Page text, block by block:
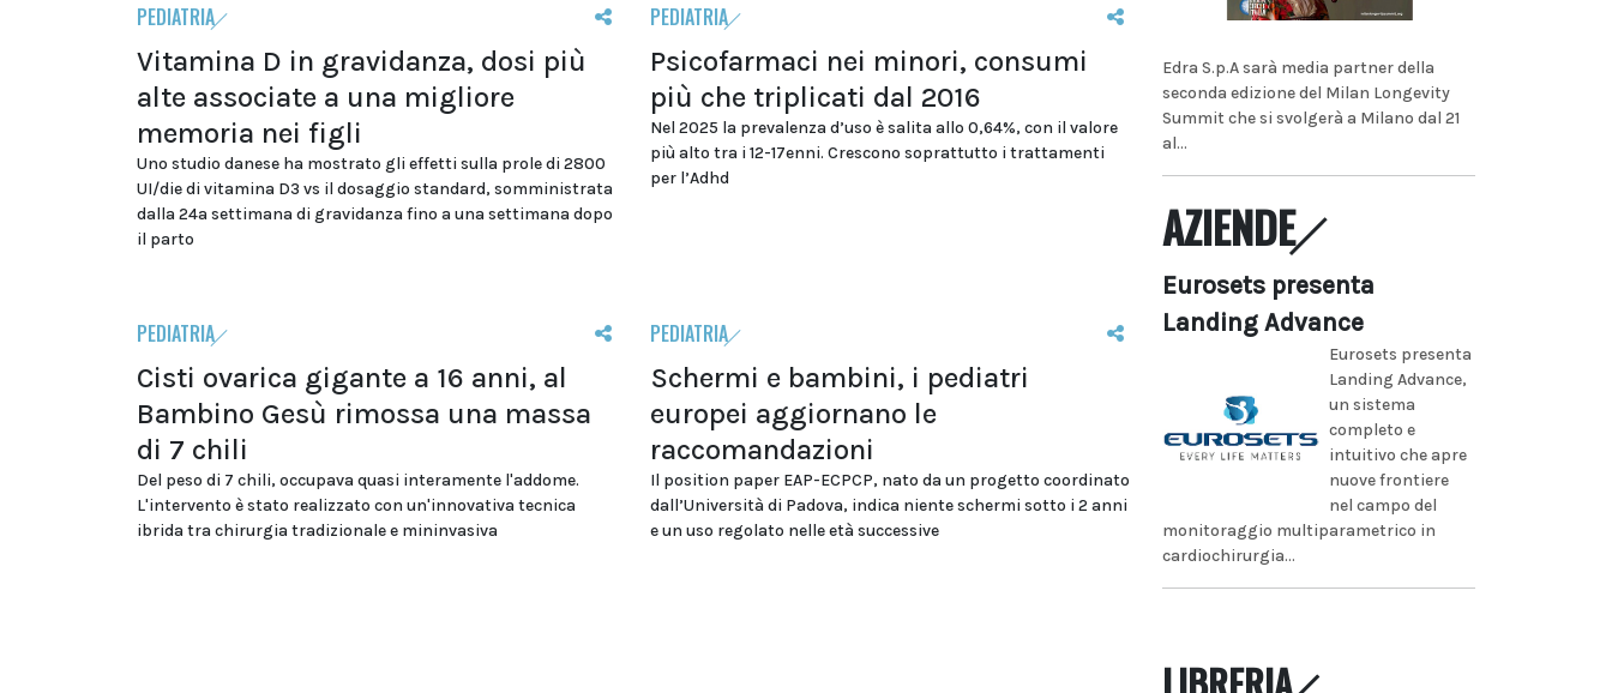
PEDIATRIA
Vitamina D in gravidanza, dosi più
alte associate a una migliore
memoria nei figli
Uno studio danese ha mostrato gli effetti sulla prole di 2800
UI/die di vitamina D3 vs il dosaggio standard, somministrata
dalla 24a settimana di gravidanza fino a una settimana dopo
il parto
PEDIATRIA
Psicofarmaci nei minori, consumi
più che triplicati dal 2016
Nel 2025 la prevalenza d’uso è salita allo 0,64%, con il valore
più alto tra i 12-17enni. Crescono soprattutto i trattamenti
per l’Adhd
PEDIATRIA
Cisti ovarica gigante a 16 anni, al
Bambino Gesù rimossa una massa
di 7 chili
Del peso di 7 chili, occupava quasi interamente l'addome.
L'intervento è stato realizzato con un'innovativa tecnica
ibrida tra chirurgia tradizionale e mininvasiva
PEDIATRIA
Schermi e bambini, i pediatri
europei aggiornano le
raccomandazioni
Il position paper EAP-ECPCP, nato da un progetto coordinato
dall’Università di Padova, indica niente schermi sotto i 2 anni
e un uso regolato nelle età successive
Edra S.p.A sarà media partner della
seconda edizione del Milan Longevity
Summit che si svolgerà a Milano dal 21
al...
AZIENDE
Eurosets presenta
Landing Advance
Eurosets presenta
Landing Advance,
un sistema
completo e
intuitivo che apre
nuove frontiere
nel campo del
monitoraggio multiparametrico in
cardiochirurgia...
LIBRERIA